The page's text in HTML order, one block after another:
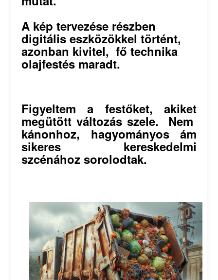
A kép tervezése részben
digitális eszközökkel történt,
azonban kivitel, fő technika
olajfestés maradt.
Figyeltem a festőket, akiket
megütött változás szele. Nem
kánonhoz, hagyományos ám
sikeres kereskedelmi
szcénához sorolodtak.